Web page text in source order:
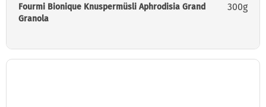
Fourmi Bionique Knuspermüsli Aphrodisia Grand
Granola
300g